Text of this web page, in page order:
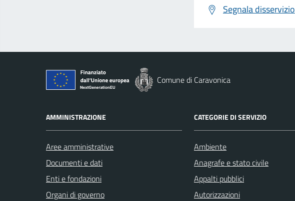
Segnala disservizio
Comune di Caravonica
AMMINISTRAZIONE
Aree amministrative
Documenti e dati
Enti e fondazioni
Organi di governo
CATEGORIE DI SERVIZIO
Ambiente
Anagrafe e stato civile
Appalti pubblici
Autorizzazioni